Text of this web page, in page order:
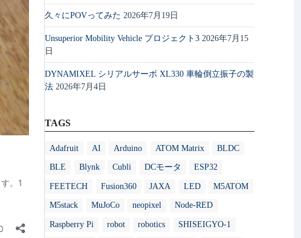
久々にPOVってみた 2026年7月19日
Unsuperior Mobility Vehicle プロジェクト3 2026年7月15
日
DYNAMIXEL シリアルサーボ XL330 車輪倒立振子の製
法 2026年7月4日
TAGS
Adafruit AI Arduino ATOM Matrix BLDC
BLE Blynk Cubli DCモータ ESP32
FEETECH Fusion360 JAXA LED M5ATOM
M5stack MuJoCo neopixel Node-RED
Raspberry Pi robot robotics SHISEIGYO-1